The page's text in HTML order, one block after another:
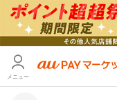
メニュー